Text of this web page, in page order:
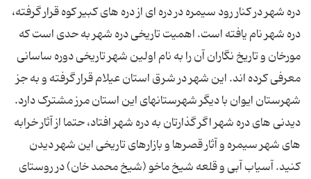
دره شهر در کنار رود سیمره در دره ای از دره های کبیر کوه قرار گرفته،
دره شهر نام یافته است. اهمیت تاریخی دره شهر به حدی است که
مورخان و تاریخ نگاران آن را به نام اولین شهر تاریخی دوره ساسانی
معرفی کرده اند. این شهر در شرق استان عیلام قرار گرفته و به جز
شهرستان ایوان با دیگر شهرستانهای این استان مرز مشترک دارد.
دیدنی های دره شهر اگر گذارتان به دره شهر افتاد، حتما از آثار خرابه
های شهر سیمره و آثار قصرها و بازارهای تاریخی این شهر دیدن
کنید. آسیاب آبی و قلعه شیخ ماخو (شیخ محمد خان) در روستای